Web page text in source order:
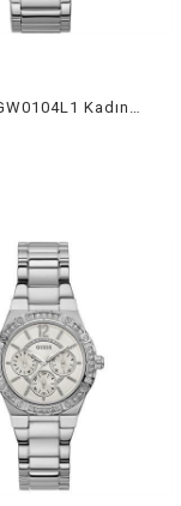
Guess GUGW0104L1 Kadın Kol Saati